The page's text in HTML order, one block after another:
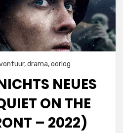
,drama,oorlog
NEUES
ON THE
– 2022)